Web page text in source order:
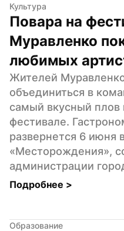
Культура
Повара на
Муравленко
любимых
Жителей
объединиться в
самый вкусный плов
фестивале.
развернется 6 июня
«Месторождения»,
администрации
Подробнее >
Образование